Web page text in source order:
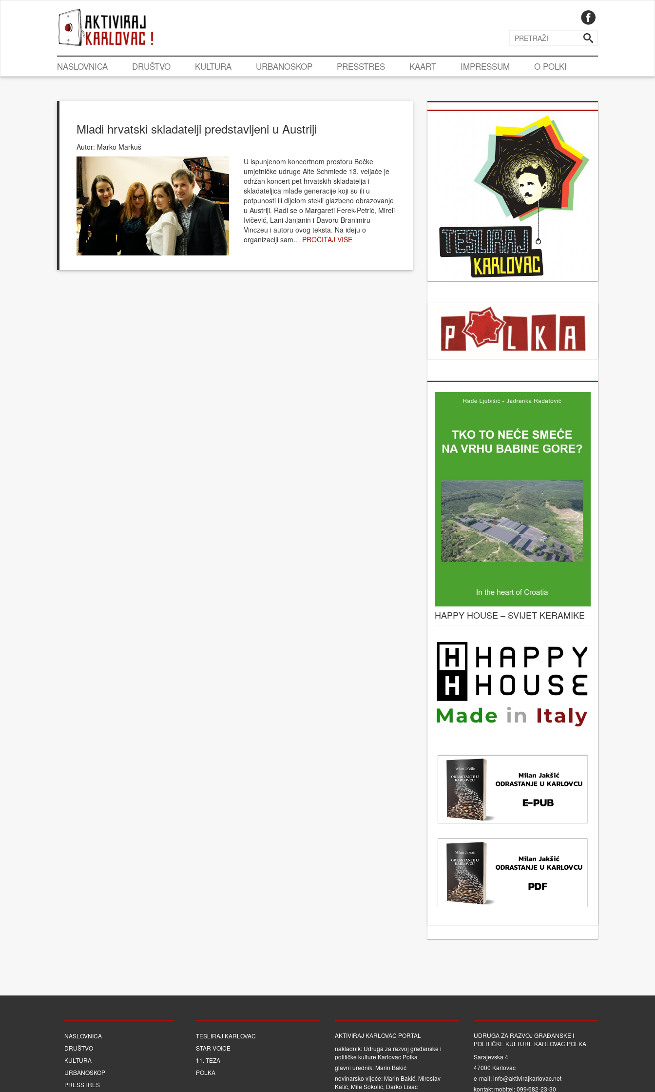
NASLOVNICA DRUŠTVO KULTURA URBANOSKOP PRESSTRES KAART IMPRESSUM O POLKI
Mladi hrvatski skladatelji predstavljeni u Austriji
Autor: Marko Markuš
U ispunjenom koncertnom prostoru Bečke
umjetničke udruge Alte Schmiede 13. veljače je
održan koncert pet hrvatskih skladatelja i
skladateljica mlađe generacije koji su ili u
potpunosti ili dijelom stekli glazbeno obrazovanje
u Austriji. Radi se o Margareti Ferek-Petrić, Mireli
Ivičević, Lani Janjanin i Davoru Branimiru
Vinczeu i autoru ovog teksta. Na ideju o
organizaciji sam… PROČITAJ VIŠE
HAPPY HOUSE – SVIJET KERAMIKE
NASLOVNICA
DRUŠTVO
KULTURA
URBANOSKOP
PRESSTRES
TESLIRAJ KARLOVAC
STAR VOICE
11. TEZA
POLKA
AKTIVIRAJ KARLOVAC PORTAL
nakladnik: Udruga za razvoj građanske i
političke kulture Karlovac Polka
glavni urednik: Marin Bakić
novinarsko vijeće: Marin Bakić, Miroslav
Katić, Mile Sokolić, Darko Lisac
UDRUGA ZA RAZVOJ GRAĐANSKE I
POLITIČKE KULTURE KARLOVAC POLKA
Sarajevska 4
47000 Karlovac
e-mail: info@aktivirajkarlovac.net
kontakt mobitel: 099/682-23-30